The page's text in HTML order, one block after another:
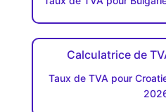
Calculatrice de
Taux de TVA pour